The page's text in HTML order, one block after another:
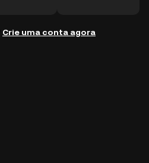
Crie uma conta agora